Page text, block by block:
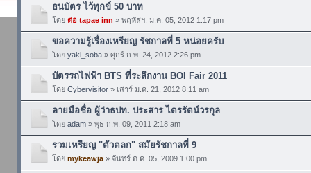
ธนบัตร ไว้ทุกข์ 50 บาท
โดย ต่อ tapae inn » พฤหัสฯ. ม.ค. 05, 2012 1:17 pm
ขอความรู้เรื่องเหรียญ รัชกาลที่ 5 หน่อยครับ
โดย yaki_soba» ศุกร์ ก.พ. 24, 2012 2:26 pm
บัตรรถไฟฟ้า BTS ที่ระลึกงาน BOI Fair 2011
โดย Cybervisitor» เสาร์ ม.ค. 21, 2012 8:11 am
ลายมือชื่อ ผู้ว่าธปท. ประสาร ไตรรัตน์วรกุล
โดย adam» พุธ ก.พ. 09, 2011 2:18 am
รวมเหรียญ "ตัวตลก" สมัยรัชกาลที่ 9
โดย mykeawja» จันทร์ ต.ค. 05, 2009 1:00 pm